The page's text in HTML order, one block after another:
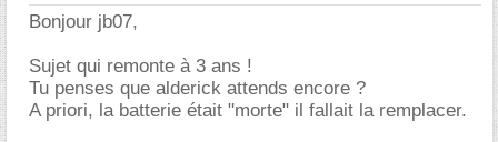
Bonjour jb07,
Sujet qui remonte à 3 ans !
Tu penses que alderick attends encore ?
A priori, la batterie était "morte" il fallait la remplacer.